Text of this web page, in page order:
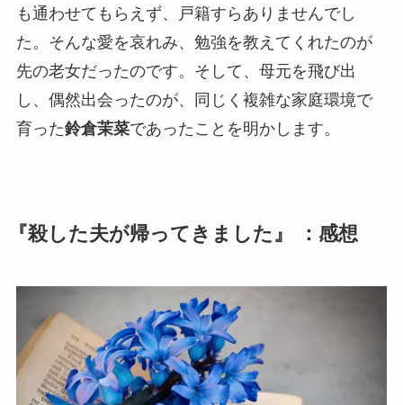
も通わせてもらえず、戸籍すらありませんでし
た。そんな愛を哀れみ、勉強を教えてくれたのが
先の老女だったのです。そして、母元を飛び出
し、偶然出会ったのが、同じく複雑な家庭環境で
育った鈴倉茉菜であったことを明かします。
『殺した夫が帰ってきました』 ：感想